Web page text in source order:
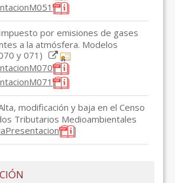
por emisiones de gases
a la atmósfera. Modelos
y 071)
modificación y baja en el Censo
Tributarios Medioambientales